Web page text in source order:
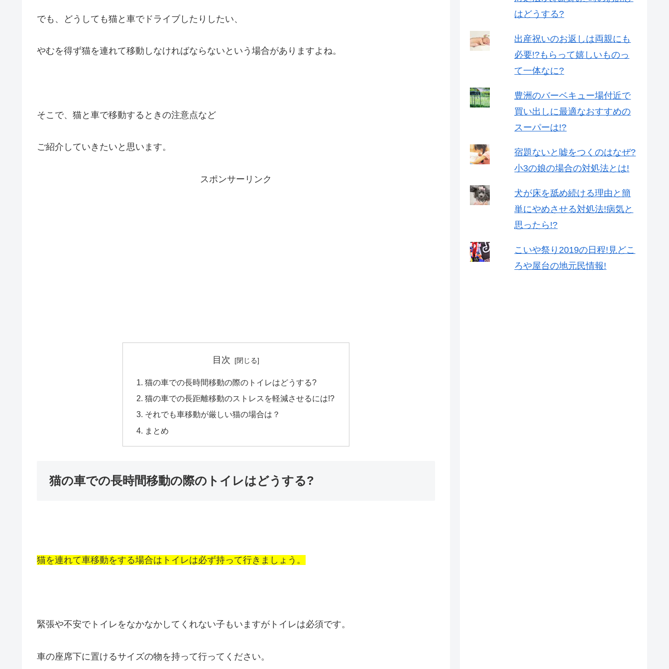
でも、どうしても猫と車でドライブしたりしたい、
やむを得ず猫を連れて移動しなければならないという場合がありますよね。
そこで、猫と車で移動するときの注意点など
ご紹介していきたいと思います。
スポンサーリンク
目次
猫の車での長時間移動の際のトイレはどうする?
猫の車での長距離移動のストレスを軽減させるには!?
それでも車移動が厳しい猫の場合は？
まとめ
猫の車での長時間移動の際のトイレはどうする?
猫を連れて車移動をする場合はトイレは必ず持って行きましょう。
緊張や不安でトイレをなかなかしてくれない子もいますがトイレは必須です。
車の座席下に置けるサイズの物を持って行ってください。
はどうする?
出産祝いのお返しは両親にも
必要!?もらって嬉しいものっ
て一体なに?
豊洲のバーベキュー場付近で
買い出しに最適なおすすめの
スーパーは!?
宿題ないと嘘をつくのはなぜ?
小3の娘の場合の対処法とは!
犬が床を舐め続ける理由と簡
単にやめさせる対処法!病気と
思ったら!?
こいや祭り2019の日程!見どこ
ろや屋台の地元民情報!